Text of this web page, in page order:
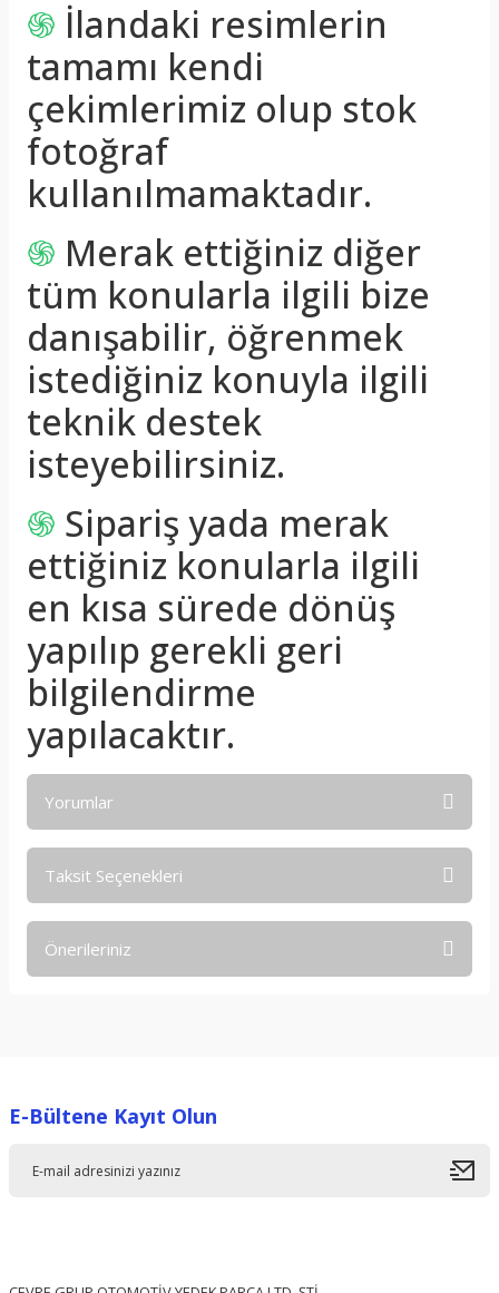
֍ İlandaki resimlerin
tamamı kendi
çekimlerimiz olup stok
fotoğraf
kullanılmamaktadır.
֍ Merak ettiğiniz diğer
tüm konularla ilgili bize
danışabilir, öğrenmek
istediğiniz konuyla ilgili
teknik destek
isteyebilirsiniz.
֍ Sipariş yada merak
ettiğiniz konularla ilgili
en kısa sürede dönüş
yapılıp gerekli geri
bilgilendirme
yapılacaktır.
Yorumlar
Taksit Seçenekleri
Önerileriniz
Ürün resmi kalitesiz, bozuk veya görüntülenemiyor.
E-Bültene Kayıt Olun